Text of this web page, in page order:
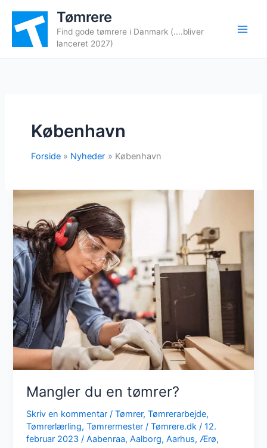
indholdet
Tømrere
Find gode tømrere i Danmark (....bliver
lanceret 2027)
København
Forside Nyheder København
Mangler du en tømrer?
Skriv en kommentar /Tømrer,Tømrerarbejde,
Tømrerlærling,Tømrermester /Tømrere.dk/12.
februar 2023/Aabenraa,Aalborg,Aarhus,Ærø,